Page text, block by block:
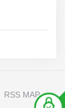
RSS MAP